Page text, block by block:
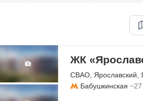
ЖК
СВАО Ярославский
Бабушкинская